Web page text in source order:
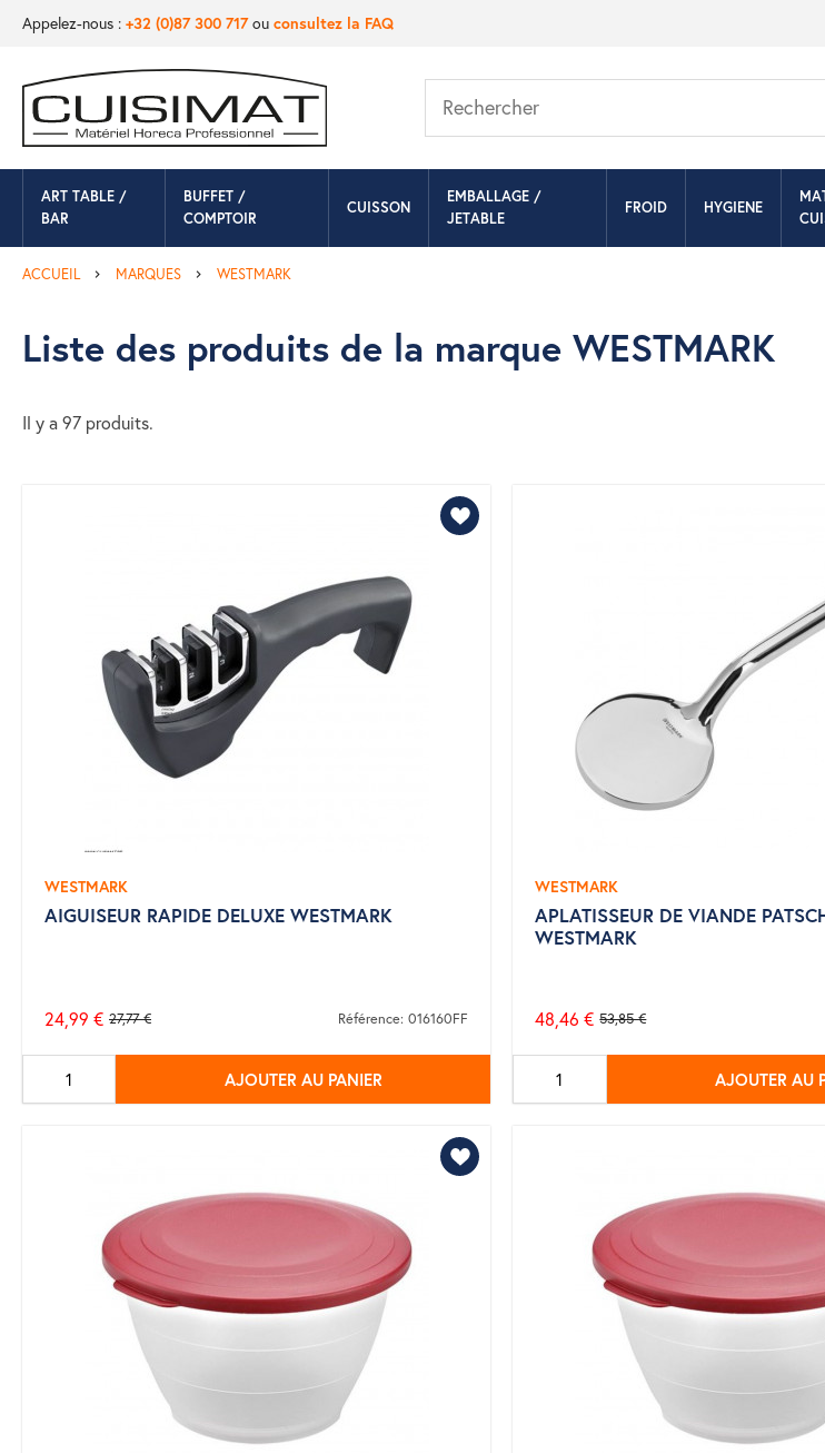
Appelez-nous : +32 (0)87 300 717ou consultez la FAQ
ART TABLE /
BAR
BUFFET /
COMPTOIR
CUISSON
EMBALLAGE /
JETABLE
FROID HYGIENE
ACCUEIL MARQUES WESTMARK
Liste des produits de la marque WESTMARK
Il y a 97 produits.
WESTMARK
AIGUISEUR RAPIDE DELUXE WESTMARK
Prix
de
base
27,77 €
24,99 € Référence: 016160FF
AJOUTER AU PANIER
WESTMARK
APLATISSEUR DE VIANDE
WESTMARK
Prix
de
base
53,85 €
48,46 €
AJOUTER AU